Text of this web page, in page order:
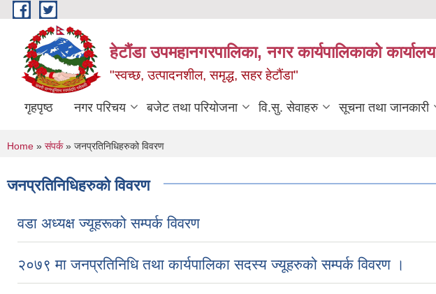
Skip to main content
हेटौंडा उपमहानगरपालिका, नगर कार्यपालिकाको कार्यालय
"स्वच्छ, उत्पादनशील, समृद्ध, सहर हेटौंडा"
गृहपृष्ठ नगर परिचय बजेट तथा परियोजना वि.सु. सेवाहरु सूचना तथा जानकारी
You are here
Home » संपर्क» जनप्रतिनिधिहरुको विवरण
जनप्रतिनिधिहरुको विवरण
वडा अध्यक्ष ज्यूहरूको सम्पर्क विवरण
२०७९ मा जनप्रतिनिधि तथा कार्यपालिका सदस्य ज्यूहरुको सम्पर्क विवरण ।